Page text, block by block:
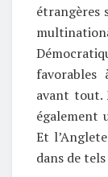
étrangères
favorables
avant tout.
également
Et
dans de